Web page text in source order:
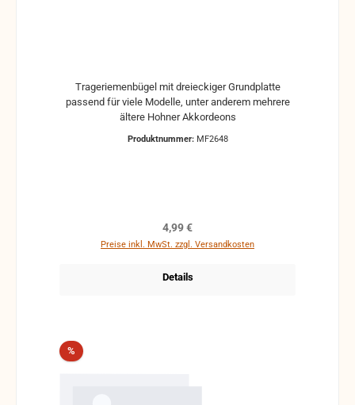
Trageriemenbügel mit dreieckiger Grundplatte
passend für viele Modelle, unter anderem mehrere
ältere Hohner Akkordeons
Produktnummer: MF2648
Regulärer Preis:
4,99 €
Preise inkl. MwSt. zzgl. Versandkosten
Details
%Rabatt